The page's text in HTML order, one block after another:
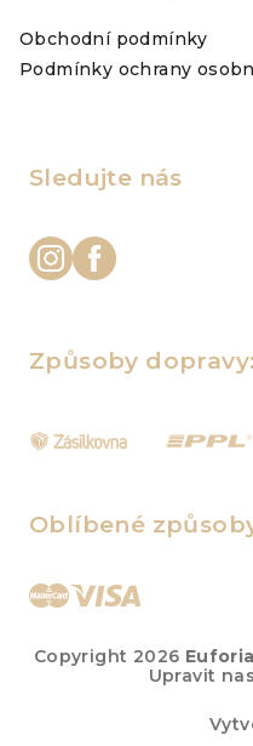
Obchodní podmínky
Podmínky ochrany
Sledujte nás
Způsoby dopravy:
Oblíbené
Copyright 2026 Euforia
Upravit